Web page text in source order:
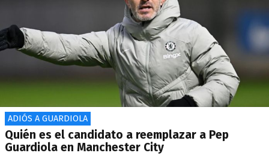
ADIÓS A GUARDIOLA
Quién es el candidato a reemplazar a Pep
Guardiola en Manchester City